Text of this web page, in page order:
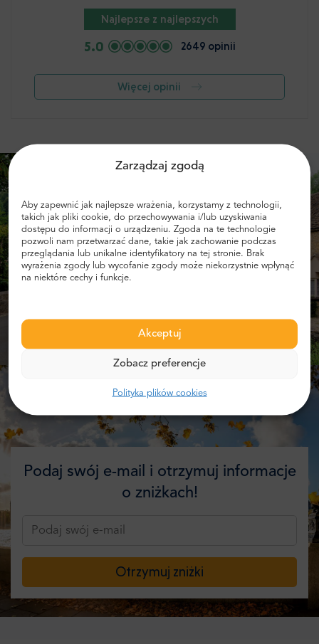
Zarządzaj zgodą
Aby zapewnić jak najlepsze wrażenia, korzystamy z technologii,
takich jak pliki cookie, do przechowywania i/lub uzyskiwania
dostępu do informacji o urządzeniu. Zgoda na te technologie
pozwoli nam przetwarzać dane, takie jak zachowanie podczas
przeglądania lub unikalne identyfikatory na tej stronie. Brak
wyrażenia zgody lub wycofanie zgody może niekorzystnie wpłynąć
na niektóre cechy i funkcje.
Akceptuj
Zobacz preferencje
Polityka plików cookies
Najlepsze z najlepszych
5.0 2649 opinii
Więcej opinii
Podaj swój e-mail i otrzymuj informacje
o zniżkach!
Otrzymuj zniżki